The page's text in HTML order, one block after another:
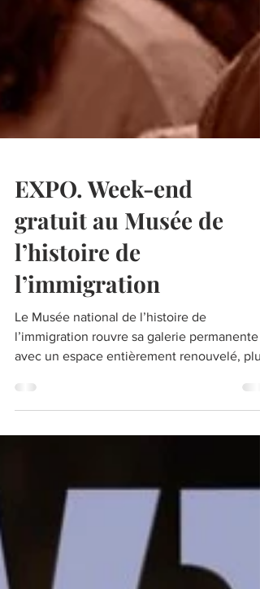
EXPO. Week-end
gratuit au Musée de
l’histoire de
l’immigration
Le Musée national de l’histoire de
l’immigration rouvre sa galerie permanente
avec un espace entièrement renouvelé, plus